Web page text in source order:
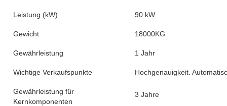
Leistung (kW) 90 kW
Gewicht 18000KG
Gewährleistung 1 Jahr
Wichtige Verkaufspunkte Hochgenauigkeit.
Gewährleistung für
Kernkomponenten
3 Jahre